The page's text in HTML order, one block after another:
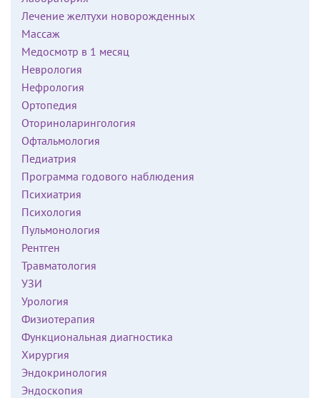
Лечение желтухи новорожденных
Массаж
Медосмотр в 1 месяц
Неврология
Нефрология
Ортопедия
Оториноларингология
Офтальмология
Педиатрия
Программа годового наблюдения
Психиатрия
Психология
Пульмонология
Рентген
Травматология
УЗИ
Урология
Физиотерапия
Функциональная диагностика
Хирургия
Эндокринология
Эндоскопия